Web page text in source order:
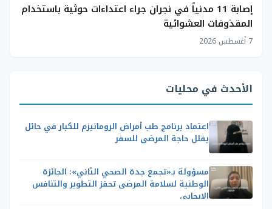
إصابة 11 مدنياً في نجران جراء اعتداءات حوثية باستخدام
المقذوفات العشوائية
7 أغسطس 2026
الأحدث في محليات
اعتماد برنامج طب أمراض الروماتيزم للكبار في حائل
يقلل حاجة المرضى للسفر
مسؤولة بـ«تجمع جدة الصحي الثاني»: الجائزة
الوطنية لسلامة المرضى تحفز التطوير والتنافس
الإيجابي